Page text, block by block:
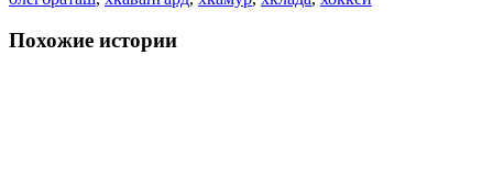
Похожие истории